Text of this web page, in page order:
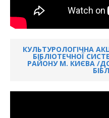
КУЛЬТУРОЛОГІЧНА
БІБЛІОТЕЧНОЇ
РАЙОНУ М. КИЄВА /